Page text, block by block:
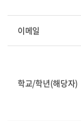
이메일
학교/학년(해당자)